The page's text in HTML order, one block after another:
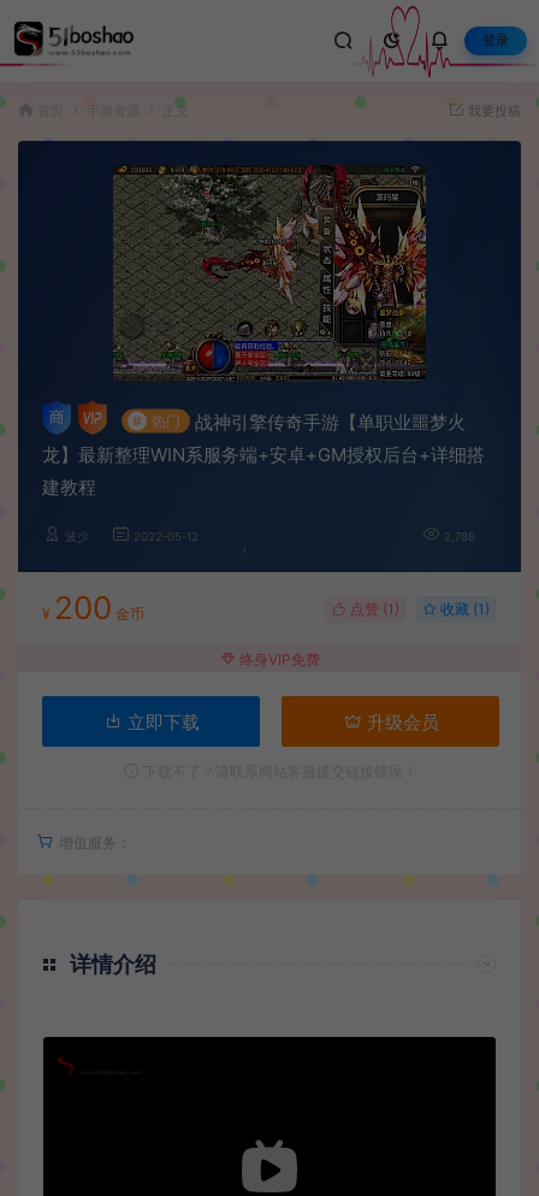
登录
手游资源 正文 我要投稿
# 热门
战神引擎传奇手游【单职业噩梦火
龙】最新整理WIN系服务端+安卓+GM授权后台+详细搭
建教程
波少 2022-05-12 2,786
¥ 200 金币 点赞 (1 ) 收藏 (1)
终身VIP免费
立即下载 升级会员
增值服务：
详情介绍